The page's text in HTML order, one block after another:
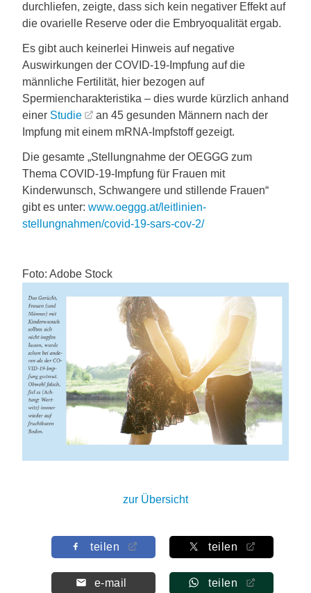
durchliefen, zeigte, dass sich kein negativer Effekt auf
die ovarielle Reserve oder die Embryoqualität ergab.
Es gibt auch keinerlei Hinweis auf negative
Auswirkungen der COVID-19-Impfung auf die
männliche Fertilität, hier bezogen auf
Spermiencharakteristika – dies wurde kürzlich anhand
einer Studie
an 45 gesunden Männern nach der
Impfung mit einem mRNA-Impfstoff gezeigt.
Die gesamte „Stellungnahme der OEGGG zum
Thema COVID-19-Impfung für Frauen mit
Kinderwunsch, Schwangere und stillende Frauen“
gibt es unter: www.oeggg.at/leitlinien-
stellungnahmen/covid-19-sars-cov-2/
Foto: Adobe Stock
zur Übersicht
teilen teilen
e-mail teilen